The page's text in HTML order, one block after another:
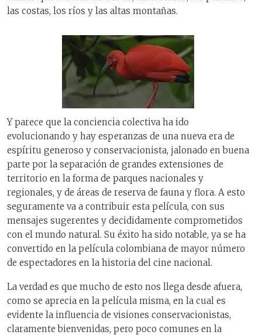
las costas, los ríos y las altas montañas.
Y parece que la conciencia colectiva ha ido
evolucionando y hay esperanzas de una nueva era de
espíritu generoso y conservacionista, jalonado en buena
parte por la separación de grandes extensiones de
territorio en la forma de parques nacionales y
regionales, y de áreas de reserva de fauna y flora. A esto
seguramente va a contribuir esta película, con sus
mensajes sugerentes y decididamente comprometidos
con el mundo natural. Su éxito ha sido notable, ya se ha
convertido en la película colombiana de mayor número
de espectadores en la historia del cine nacional.
La verdad es que mucho de esto nos llega desde afuera,
como se aprecia en la película misma, en la cual es
evidente la influencia de visiones conservacionistas,
claramente bienvenidas, pero poco comunes en la